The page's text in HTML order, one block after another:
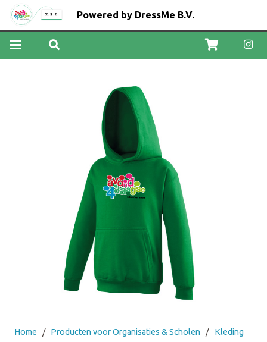
Powered by DressMe B.V.
Home / Producten voor Organisaties & Scholen / Kleding